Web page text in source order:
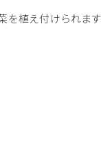
を植え付けられます